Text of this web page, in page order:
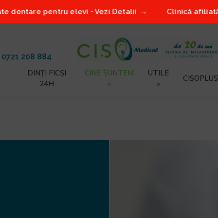
elevi • Vezi Detalii Clinică afiliată Proiect
0721 208 884
DINȚI FICȘI
24H
CINE SUNTEM
»
UTILE
»